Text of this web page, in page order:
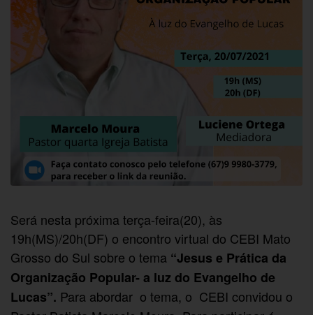
Será nesta próxima terça-feira(20), às
19h(MS)/20h(DF) o encontro virtual do CEBI Mato
Grosso do Sul sobre o tema “Jesus e Prática da
Organização Popular- a luz do Evangelho de
Lucas”. Para abordar o tema, o CEBI convidou o